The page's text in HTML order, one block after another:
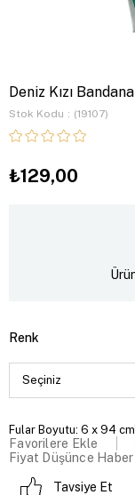
Deniz Kızı
Stok Kodu (19107)
₺129,00
Renk
Fular Boyutu: 6 x 94
Favorilere Ekle
Fiyat Düşünce Haber
Tavsiye Et